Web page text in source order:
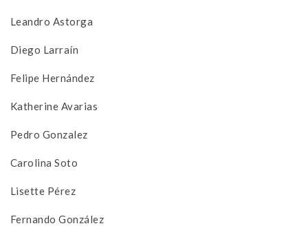
Leandro Astorga
Diego Larraín
Felipe Hernández
Katherine Avarias
Pedro Gonzalez
Carolina Soto
Lisette Pérez
Fernando González